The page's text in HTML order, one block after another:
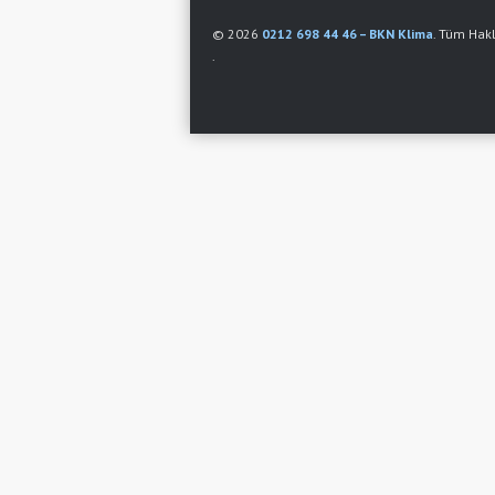
© 2026 0212 698 44 46 – BKN Klima. Tüm
.